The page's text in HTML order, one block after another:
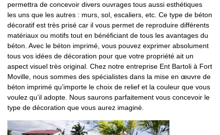
permettra de concevoir divers ouvrages tous aussi esthétiques
les uns que les autres : murs, sol, escaliers, etc. Ce type de béton
décoratif est très prisé car il vous permet de reproduire différents
matériaux ou motifs tout en bénéficiant de tous les avantages du
béton. Avec le béton imprimé, vous pouvez exprimer absolument
tous vos idées de décoration pour que votre propriété ait un
aspect visuel très original. Chez notre entreprise Ent Bartoli à Fort
Moville, nous sommes des spécialistes dans la mise en œuvre de
béton imprimé qu’importe le choix de relief et la couleur que vous
voulez qu’il adopte. Nous saurons parfaitement vous concevoir le
type de décoration que vous aurez imaginé.